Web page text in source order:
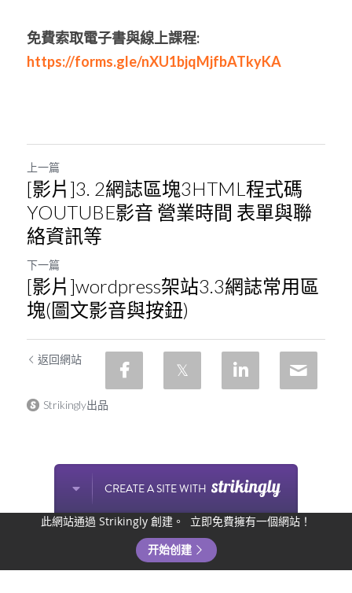
https://forms.gle/nXU1bjqMjfbATkyKA
上一篇
[影片]3. 2網誌區塊3HTML程式碼
YOUTUBE影音 營業時間 表單與聯
絡資訊等
下一篇
[影片]wordpress架站3.3網誌常用區
塊(圖文影音與按鈕)
返回網站
Strikingly出品
CREATE A SITE WITH
此網站通過 Strikingly 創建。 立即免費擁有一個網站！
开始创建
聯系我們 商店